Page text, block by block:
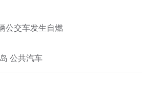
交车发生自燃
公共汽车